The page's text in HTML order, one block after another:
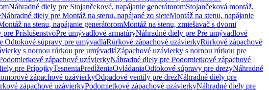
Náhradné diely pre Stojančekové, napájanie generátoromStojančeková montáž,
Náhradné diely pre Montáž na stenu, napájané zo sieteMontáž na stenu, napájanie
na stenu, napájanie generátoromMontáž na stenu, zmiešavač s dvomi
pre PríslušenstvoPre umývadlové armatúryNáhradné diely pre Pre umývadlové
Odtokové súpravy pre umývadláRúrkové zápachové uzávierkyRúrkové zápachové
s nornou rúrkou pre umývadláZápachové uzávierky s nornou rúrkou pre
zápachové uzávierkyNáhradné diely pre Podomietkové zápachové
pre PrípojkyTesneniaPredĺženiaOvládaniaOdtokové súpravy pre drezyNáhradné
zápachové uzávierkyOdpadové ventily pre drezNáhradné diely pre
zápachové uzávierkyPodomietkové zápachové uzávierkyNáhradné diely pre